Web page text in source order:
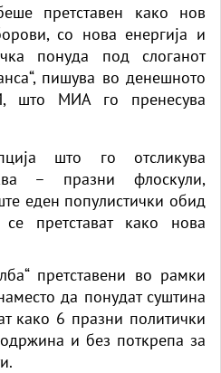
претставен како нов
со нова енергија и
понуда под слоганот
пишува во денешното
што МИА го пренесува
што го отсликува
– празни флоскули,
еден популистички обид
претстават како нова
претставени во рамки
да понудат суштина
како 6 празни политички
и без поткрепа за